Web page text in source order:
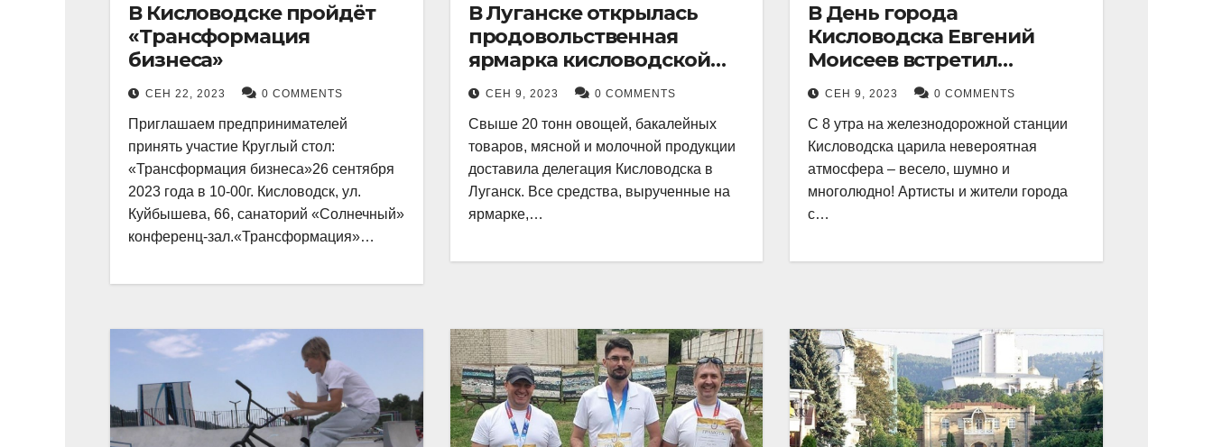
В Кисловодске пройдёт
«Трансформация
бизнеса»
СЕН 22, 2023 0 COMMENTS
Приглашаем предпринимателей
принять участие Круглый стол:
«Трансформация бизнеса»26 сентября
2023 года в 10-00г. Кисловодск, ул.
Куйбышева, 66, санаторий «Солнечный»
конференц-зал.«Трансформация»…
В Луганске открылась
продовольственная
ярмарка кисловодской
продукции.
СЕН 9, 2023 0 COMMENTS
Свыше 20 тонн овощей, бакалейных
товаров, мясной и молочной продукции
доставила делегация Кисловодска в
Луганск. Все средства, вырученные на
ярмарке,…
В День города
Кисловодска Евгений
Моисеев встретил
прибывший поезд с
туристами.
СЕН 9, 2023 0 COMMENTS
С 8 утра на железнодорожной станции
Кисловодска царила невероятная
атмосфера – весело, шумно и
многолюдно! Артисты и жители города
с…